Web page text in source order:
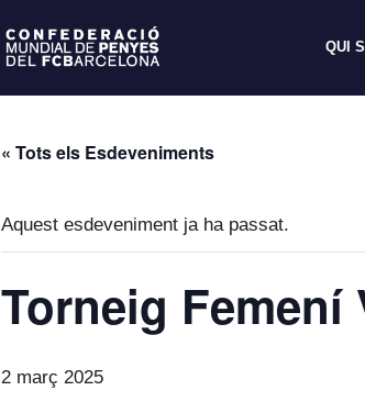
QUI
« Tots els Esdeveniments
Aquest esdeveniment ja ha passat.
Torneig Femení
2 març 2025